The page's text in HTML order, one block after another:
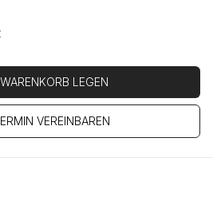
LEGEN
VEREINBAREN